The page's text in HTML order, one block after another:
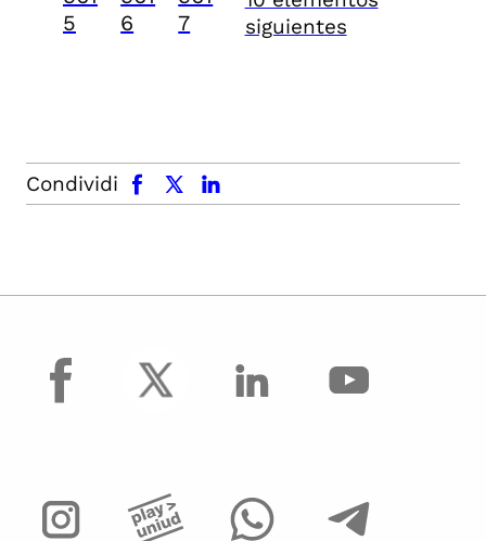
5
6
7
siguientes
Condividi
facebook x.com linkedin
facebook